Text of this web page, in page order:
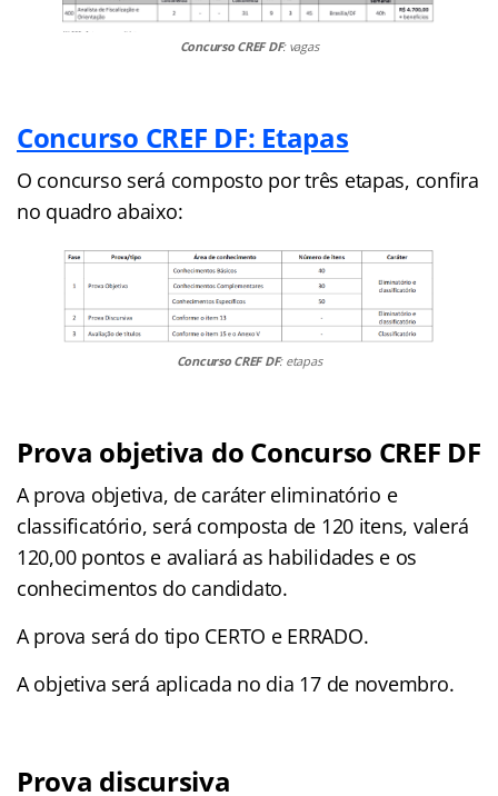
Concurso CREF DF: vagas
Concurso CREF DF: Etapas
O concurso será composto por três etapas, confira
no quadro abaixo:
Concurso CREF DF: etapas
Prova objetiva do Concurso CREF DF
A prova objetiva, de caráter eliminatório e
classificatório, será composta de 120 itens, valerá
120,00 pontos e avaliará as habilidades e os
conhecimentos do candidato.
A prova será do tipo CERTO e ERRADO.
A objetiva será aplicada no dia 17 de novembro.
Prova discursiva